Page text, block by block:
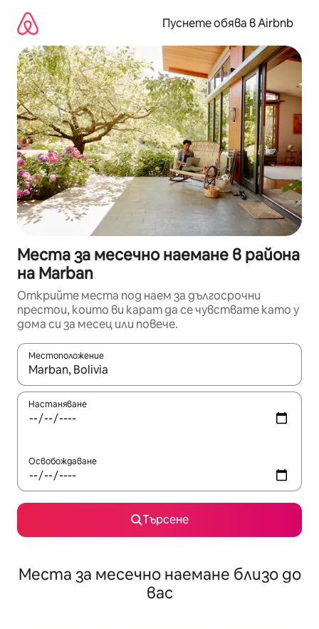
съдържанието
Пуснете обява в Airbnb
Места за месечно наемане в района
на Marban
Открийте места под наем за дългосрочни
престои, които ви карат да се чувствате като у
дома си за месец или повече.
Местоположение
Когато резултатите се покажат, използвайте
Настаняване
Освобождаване
Търсене
Места за месечно наемане близо до
вас